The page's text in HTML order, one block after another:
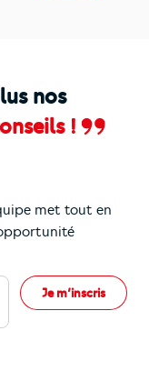
nos
!
met tout en
Je m’inscris